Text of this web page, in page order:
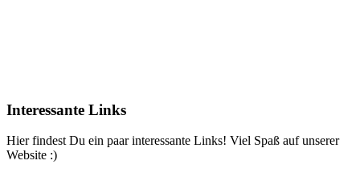
Interessante Links
Hier findest Du ein paar interessante Links! Viel Spaß auf unserer
Website :)